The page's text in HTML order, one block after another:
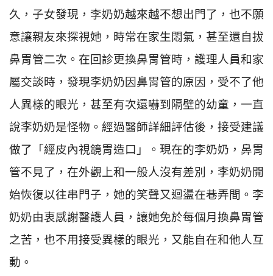
久，子女發現，李奶奶越來越不想出門了，也不願
意讓親友來探視她，時常在家生悶氣，甚至還自拔
鼻胃管二次。在回診更換鼻胃管時，護理人員和家
屬交談時，發現李奶奶因鼻胃管的原因，受不了他
人異樣的眼光，甚至有次還嚇到隔壁的幼童，一直
說李奶奶是怪物。經過醫師詳細評估後，接受建議
做了「經皮內視鏡胃造口」。現在的李奶奶，鼻胃
管不見了，在外觀上和一般人沒有差別，李奶奶開
始恢復以往串門子，她的笑聲又迴盪在巷弄間。李
奶奶由衷感謝醫護人員，讓她免於每個月換鼻胃管
之苦，也不用接受異樣的眼光，又能自在和他人互
動。